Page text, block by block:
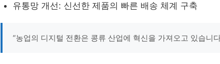
유통망 개선: 신선한 제품의 빠른 배송 체계 구축
“농업의 디지털 전환은 콩류 산업에 혁신을 가져오고 있습니